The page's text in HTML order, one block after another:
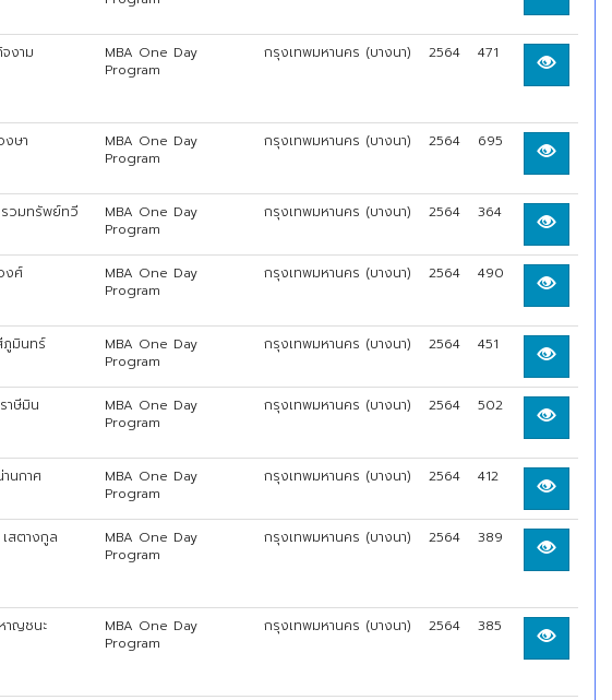
งาม
MBA One Day
Program
กรุงเทพมหานคร (บางนา) 2564 471
ษา
MBA One Day
Program
กรุงเทพมหานคร (บางนา) 2564 695
วมทรัพย์ทวี
MBA One Day
Program
กรุงเทพมหานคร (บางนา) 2564 364
งศ์
MBA One Day
Program
กรุงเทพมหานคร (บางนา) 2564 490
มินทร์
MBA One Day
Program
กรุงเทพมหานคร (บางนา) 2564 451
ษีมิน
MBA One Day
Program
กรุงเทพมหานคร (บางนา) 2564 502
นกาศ
MBA One Day
Program
กรุงเทพมหานคร (บางนา) 2564 412
สตางกูล
MBA One Day
Program
กรุงเทพมหานคร (บางนา) 2564 389
ญชนะ
MBA One Day
Program
กรุงเทพมหานคร (บางนา) 2564 385